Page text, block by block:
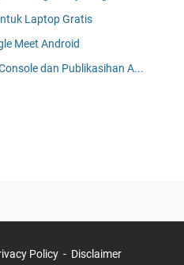
Laptop Gratis
Meet Android
dan Publikasihan A...
Policy Disclaimer